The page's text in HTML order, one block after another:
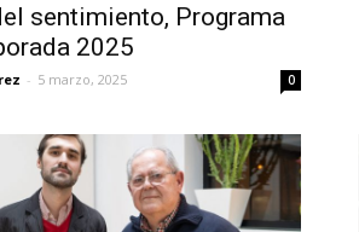
sentimiento, Programa
2025
- 5 marzo, 2025 0